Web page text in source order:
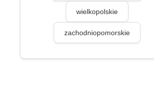
wielkopolskie
zachodniopomorskie